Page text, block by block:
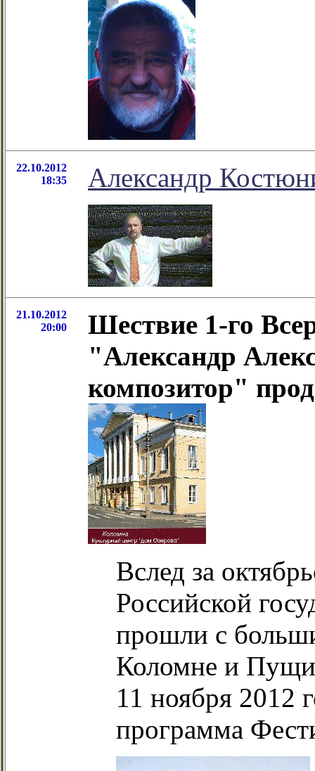
22.10.2012
18:35
Александр
21.10.2012
20:00
Шествие 1-го
"Александр
композитор"
Вслед за
Российской
прошли с
Коломне и
11 ноября 2012
программа